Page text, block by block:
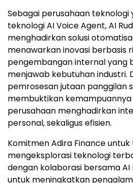
Sebagai perusahaan teknologi
teknologi AI Voice Agent, AI
menghadirkan solusi
menawarkan inovasi berbasis
pengembangan internal yang
menjawab kebutuhan industri.
pemrosesan jutaan panggilan
membuktikan
perusahaan menghadirkan
personal, sekaligus efisien.
Komitmen Adira Finance
mengeksplorasi teknologi
dengan kolaborasi bersama AI
untuk meningkatkan